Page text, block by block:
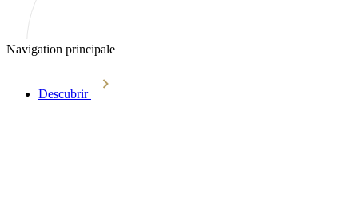
Navigation principale
Descubrir